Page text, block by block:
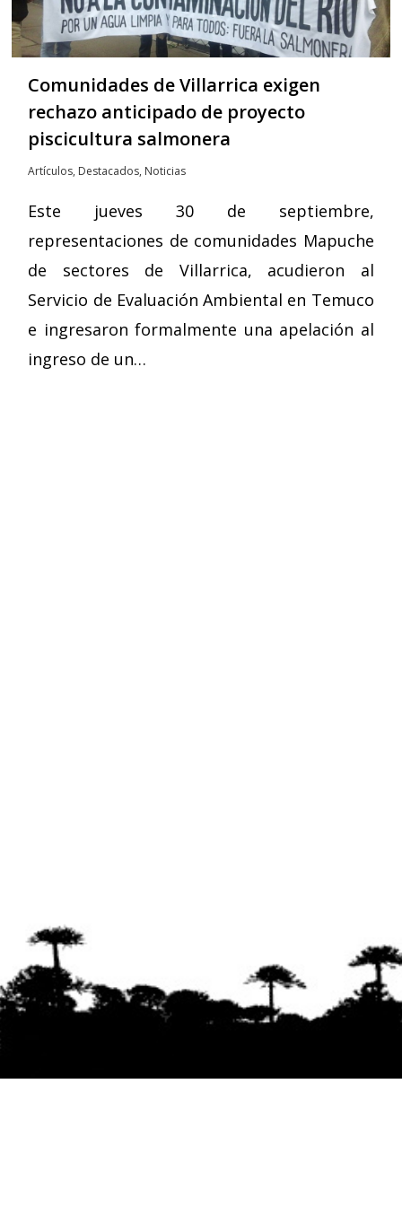
Comunidades de Villarrica exigen
rechazo anticipado de proyecto
piscicultura salmonera
Artículos, Destacados, Noticias
Este jueves 30 de septiembre,
representaciones de comunidades Mapuche
de sectores de Villarrica, acudieron al
Servicio de Evaluación Ambiental en Temuco
e ingresaron formalmente una apelación al
ingreso de un…